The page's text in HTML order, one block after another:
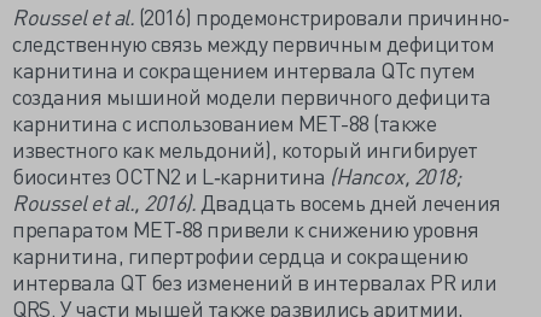
Roussel et al. (2016) продемонстрировали причинно‐
следственную связь между первичным дефицитом
карнитина и сокращением интервала QTc путем
создания мышиной модели первичного дефицита
карнитина с использованием MET-88 (также
известного как мельдоний), который ингибирует
биосинтез OCTN2 и L‐карнитина (Hancox, 2018;
Roussel et al., 2016). Двадцать восемь дней лечения
препаратом MET‐88 привели к снижению уровня
карнитина, гипертрофии сердца и сокращению
интервала QT без изменений в интервалах PR или
QRS. У части мышей также развились аритмии,